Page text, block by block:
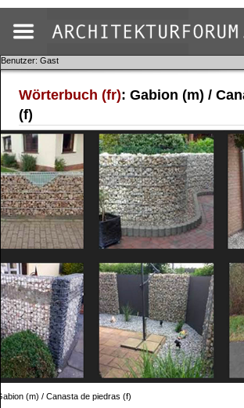
Benutzer: Gast
Wörterbuch (fr): Gabion (m) /
(f)
(m) / Canasta de piedras (f)